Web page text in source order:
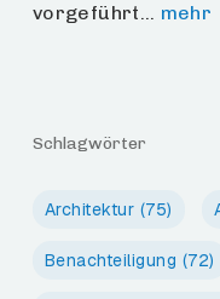
vorgeführt… mehr
Schlagwörter
Architektur (75)
Benachteiligung (72)